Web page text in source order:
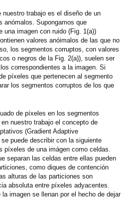
nuestro trabajo es el diseño de un
anómalos. Supongamos que
una imagen con ruido (Fig. 1(a))
valores anóimalos de las que no
los segmentos corruptos, con valores
o negros de la Fig. 2(a)), suelen ser
correspondientes a la imagen. Si
píxeles que pertenecen al segmento
los segmentos corruptos de los que
de píxeles en los segmentos
nuestro trabajo el concepto de
(Gradient Adaptive
puede describir con la siguiente
píxeles de una imágen como celdas.
separan las celdas entre ellas pueden
como diques de contención
alturas de las particiones son
absoluta entre píxeles adyacentes.
imagen se llenan por el hecho de dejar